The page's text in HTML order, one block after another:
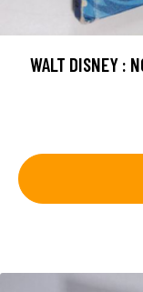
WALT DISNEY :